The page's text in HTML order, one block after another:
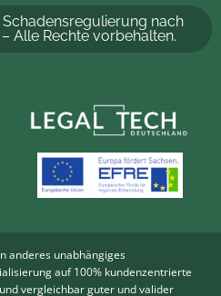
nach
Alle Rechte vorbehalten.
anderes unabhängiges
auf 100% kundenzentrierte
vergleichbar guter und valider